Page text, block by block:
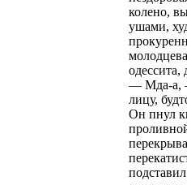
колено,
ушами,
одессита,
— Мда-а,
лицу,
Он пнул